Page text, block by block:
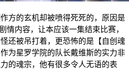
方的玄机却被喷得死死的，原因是
情内容，让本应该一集结束比赛，
还被吊打着，更恐怖的是【自创魂
为星罗学院的队长戴维斯的实力非
的魂宗，他有很多令人无语的表